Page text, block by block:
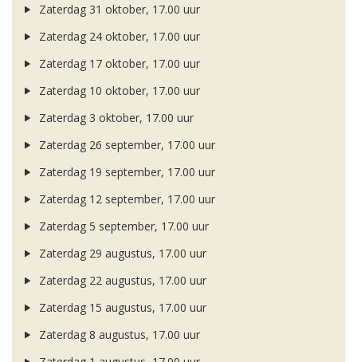
Zaterdag 31 oktober, 17.00 uur
Zaterdag 24 oktober, 17.00 uur
Zaterdag 17 oktober, 17.00 uur
Zaterdag 10 oktober, 17.00 uur
Zaterdag 3 oktober, 17.00 uur
Zaterdag 26 september, 17.00 uur
Zaterdag 19 september, 17.00 uur
Zaterdag 12 september, 17.00 uur
Zaterdag 5 september, 17.00 uur
Zaterdag 29 augustus, 17.00 uur
Zaterdag 22 augustus, 17.00 uur
Zaterdag 15 augustus, 17.00 uur
Zaterdag 8 augustus, 17.00 uur